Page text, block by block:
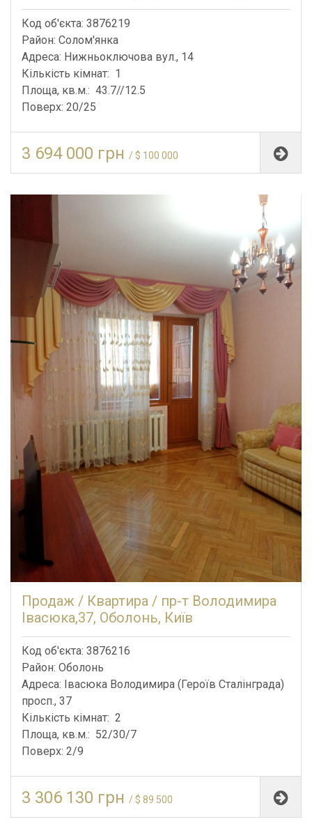
Код об'єкта: 3876219
Район: Солом'янка
Адреса: Нижньоключова вул., 14
Кількість кімнат: 1
Площа, кв.м.: 43.7//12.5
Поверх: 20/25
3 694 000 грн / $ 100 000
Продаж / Квартира / пр-т Володимира
Івасюка,37, Оболонь, Київ
Код об'єкта: 3876216
Район: Оболонь
Адреса: Івасюка Володимира (Героїв Сталінграда)
просп., 37
Кількість кімнат: 2
Площа, кв.м.: 52/30/7
Поверх: 2/9
3 306 130 грн / $ 89 500